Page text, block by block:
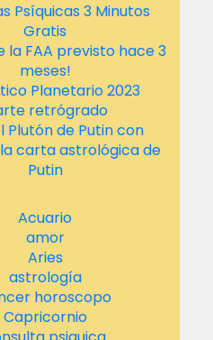
Psíquicas 3 Minutos
Gratis
la FAA previsto hace 3
meses!
Planetario 2023
retrógrado
Plutón de Putin con
carta astrológica de
Putin
Acuario
amor
Aries
astrología
horoscopo
Capricornio